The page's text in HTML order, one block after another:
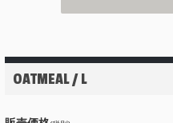
OATMEAL / L